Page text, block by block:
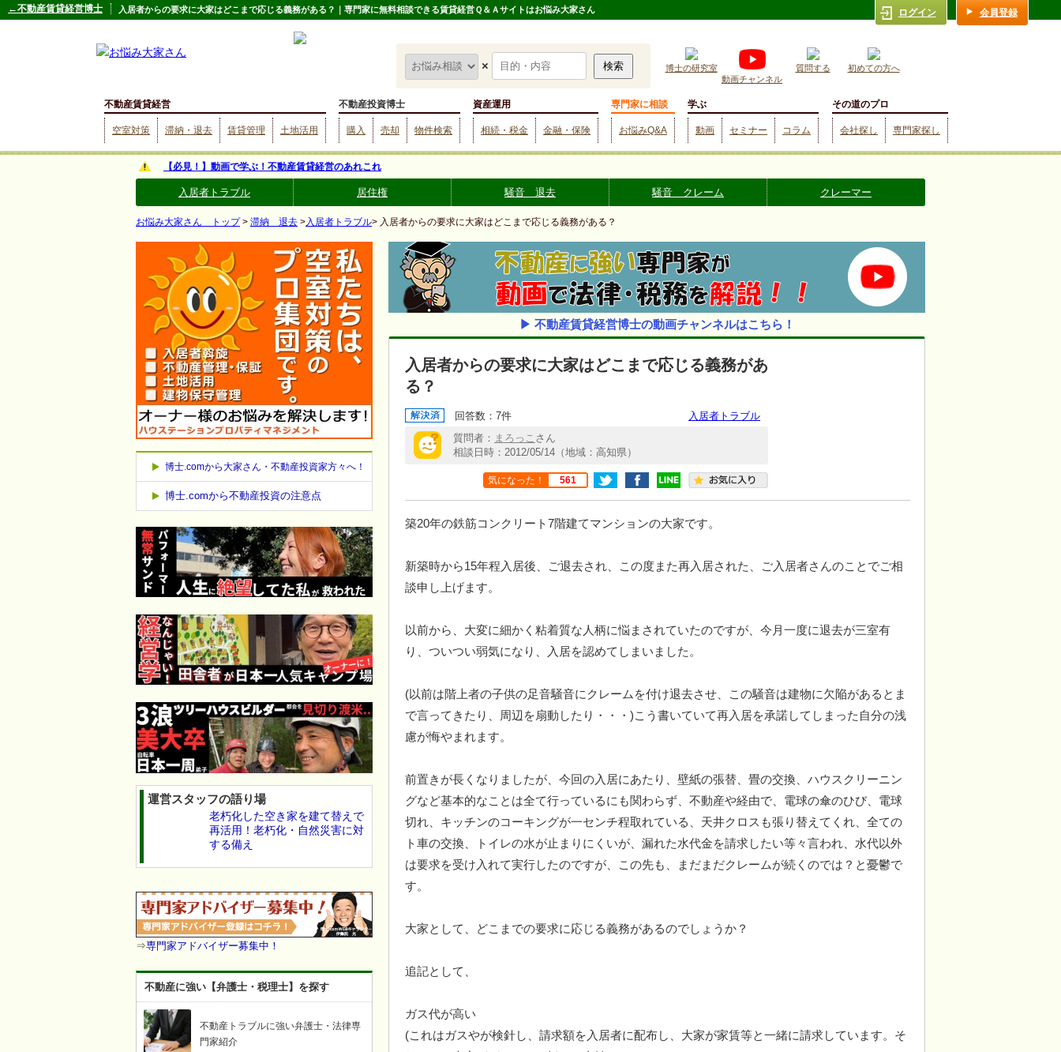
入居者からの要求に大家はどこまで応じる義務がある？｜専門家に無料相談できる賃貸経営Ｑ＆Ａサイトはお悩み大家さん
×
博士の研究室
動画チャンネル
質問する 初めての方へ
不動産賃貸経営
空室対策 滞納・退去 賃貸管理 土地活用
不動産投資博士
購入 売却 物件検索
資産運用
相続・税金 金融・保険
専門家に相談
お悩みQ&A
学ぶ
動画 セミナー コラム
その道のプロ
会社探し 専門家探し
←不動産賃貸経営博士 ログイン 会員登録
【必見！】動画で学ぶ！不動産賃貸経営のあれこれ
入居者トラブル 居住権 騒音 退去 騒音 クレーム クレーマー
お悩み大家さん トップ> 滞納 退去 >入居者トラブル> 入居者からの要求に大家はどこまで応じる義務がある？
▶ 不動産賃貸経営博士の動画チャンネルはこちら！
入居者からの要求に大家はどこまで応じる義務があ
る？
回答数：7件
入居者トラブル
質問者： まろっこ さん
相談日時：2012/05/14（地域：高知県）
気になった！ 561
築20年の鉄筋コンクリート7階建てマンションの大家です。
新築時から15年程入居後、ご退去され、この度また再入居された、ご入居者さんのことでご相
談申し上げます。
以前から、大変に細かく粘着質な人柄に悩まされていたのですが、今月一度に退去が三室有
り、ついつい弱気になり、入居を認めてしまいました。
(以前は階上者の子供の足音騒音にクレームを付け退去させ、この騒音は建物に欠陥があるとま
で言ってきたり、周辺を扇動したり・・・)こう書いていて再入居を承諾してしまった自分の浅
慮が悔やまれます。
前置きが長くなりましたが、今回の入居にあたり、壁紙の張替、畳の交換、ハウスクリーニン
グなど基本的なことは全て行っているにも関わらず、不動産や経由で、電球の傘のひび、電球
切れ、キッチンのコーキングが一センチ程取れている、天井クロスも張り替えてくれ、全ての
ト車の交換、トイレの水が止まりにくいが、漏れた水代金を請求したい等々言われ、水代以外
は要求を受け入れて実行したのですが、この先も、まだまだクレームが続くのでは？と憂鬱で
す。
大家として、どこまでの要求に応じる義務があるのでしょうか？
追記として、
ガス代が高い
(これはガスやが検針し、請求額を入居者に配布し、大家が家賃等と一緒に請求しています。そ
博士.comから大家さん・不動産投資家方々へ！
博士.comから不動産投資の注意点
運営スタッフの語り場
老朽化した空き家を建て替えで
再活用！老朽化・自然災害に対
する備え
⇒専門家アドバイザー募集中！
不動産に強い【弁護士・税理士】を探す
不動産トラブルに強い弁護士・法律専
門家紹介